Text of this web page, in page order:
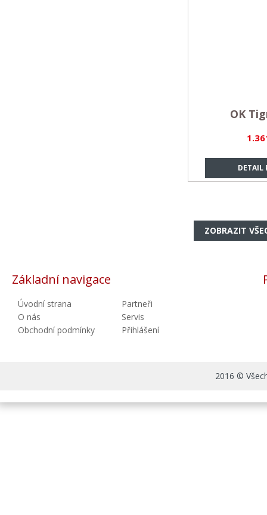
DETAIL
OK
ZOBRAZIT
Základní navigace
Úvodní strana
O nás
Obchodní podmínky
Partneři
Servis
Přihlášení
2016 ©